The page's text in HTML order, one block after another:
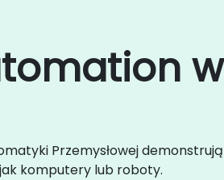
Przemysłowej
komputery lub roboty.